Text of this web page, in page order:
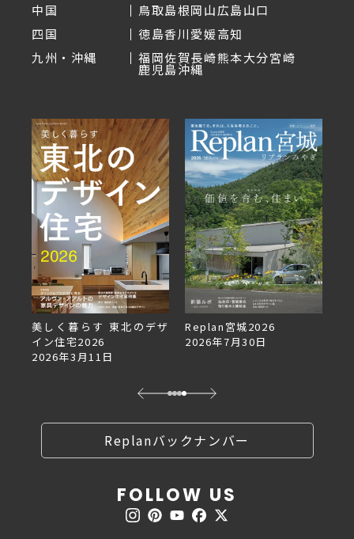
中国
鳥取島根岡山広島山口
四国
徳島香川愛媛高知
九州・沖縄
福岡佐賀長崎熊本大分宮崎
鹿児島沖縄
美しく暮らす 東北のデザ
イン住宅2026
2026年3月11日
Replan宮城2026
2026年7月30日
Replanバックナンバー
FOLLOW US